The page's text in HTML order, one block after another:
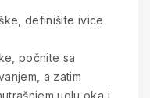
definišite ivice
počnite sa
a zatim
uglu oka i